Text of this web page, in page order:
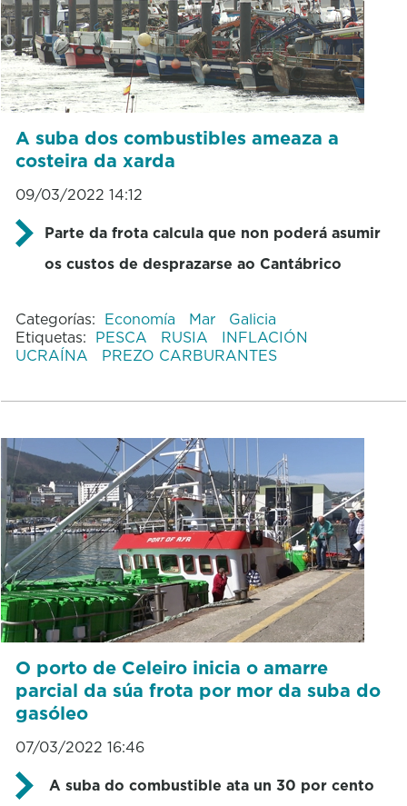
A suba dos combustibles ameaza a
costeira da xarda
09/03/2022 14:12
Parte da frota calcula que non poderá asumir
os custos de desprazarse ao Cantábrico
Categorías: Economía Mar
Galicia
Etiquetas: PESCA RUSIA
INFLACIÓN
UCRAÍNA
PREZO CARBURANTES
O porto de Celeiro inicia o amarre
parcial da súa frota por mor da suba do
gasóleo
07/03/2022 16:46
A suba do combustible ata un 30 por cento